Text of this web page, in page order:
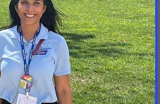
published in theEmpire